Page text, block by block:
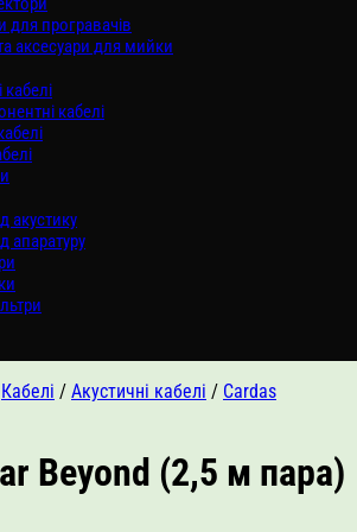
для програвачів
аксесуари для мийки
кабелі
кабелі
акустику
апаратуру
Кабелі / Акустичні кабелі / Cardas
Beyond (2,5 м пара)